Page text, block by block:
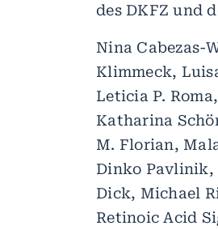
des DKFZ und
Nina Cabezas-
Klimmeck,
Leticia P.
Katharina
M. Florian,
Dinko Pavlinik,
Dick, Michael
Retinoic Acid